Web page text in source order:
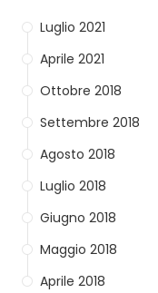
Luglio 2021
Aprile 2021
Ottobre 2018
Settembre 2018
Agosto 2018
Luglio 2018
Giugno 2018
Maggio 2018
Aprile 2018